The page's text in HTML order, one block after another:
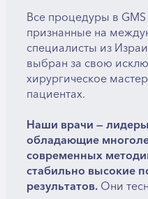
Все процедуры в
признанные на
специалисты из
выбран за свою
хирургическое
пациентах.
Наши врачи —
обладающие
современных
стабильно высокие
результатов.Они